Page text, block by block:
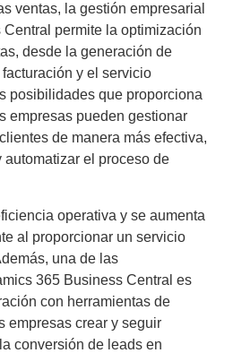
ventas, la gestión empresarial
Central permite la optimización
desde la generación de
y el servicio
posibilidades que proporciona
empresas pueden gestionar
de manera más efectiva,
automatizar el proceso de
operativa y se aumenta
al proporcionar un servicio
una de las
365 Business Central es
con herramientas de
empresas crear y seguir
conversión de leads en